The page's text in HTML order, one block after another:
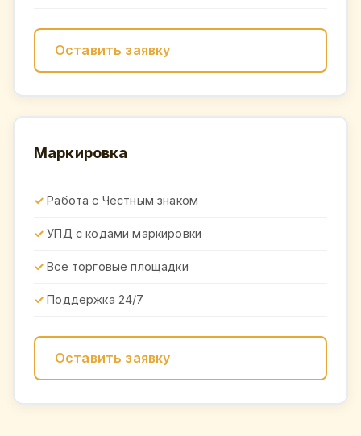
Оставить заявку
Маркировка
Работа с Честным знаком
УПД с кодами маркировки
Все торговые площадки
Поддержка 24/7
Оставить заявку